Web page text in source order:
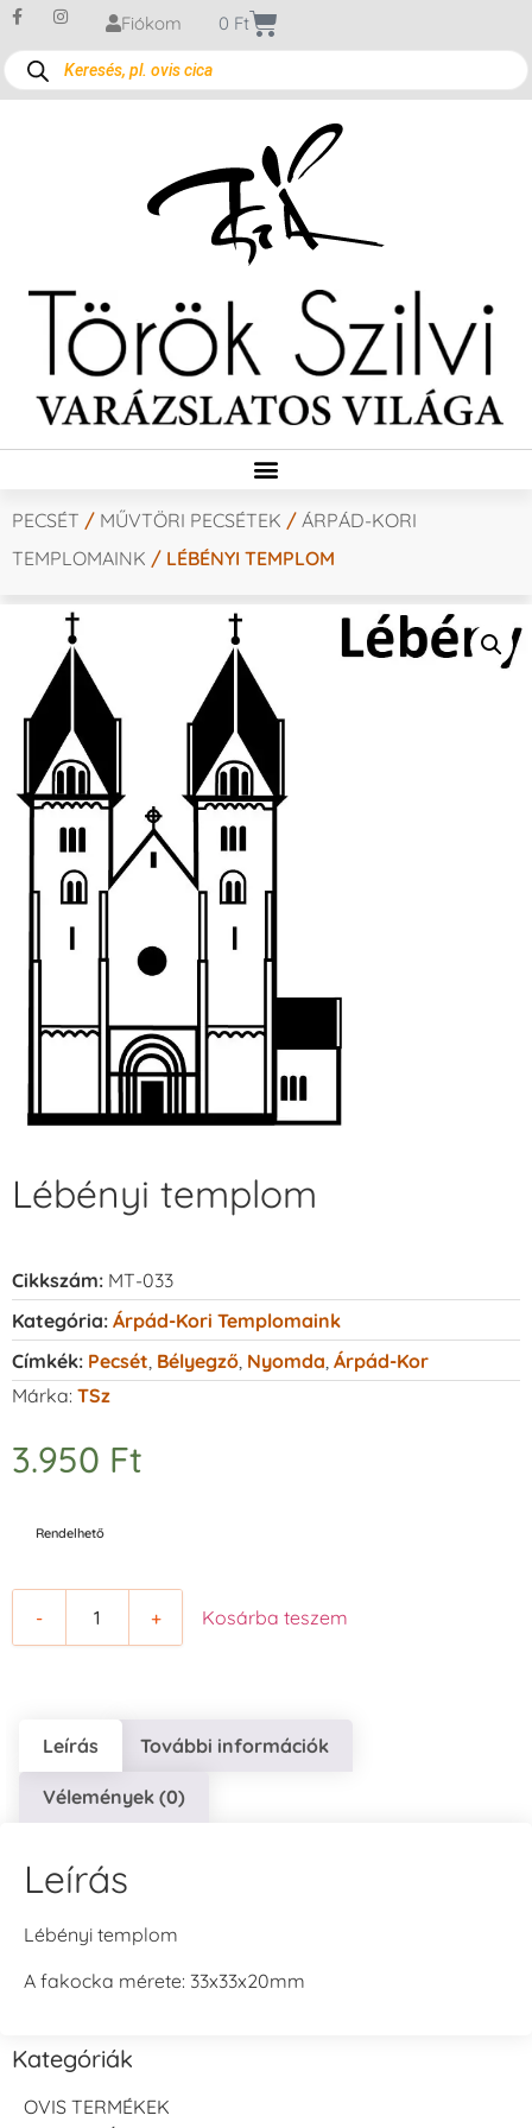
Fiókom 0 Ft
PECSÉT / MŰVTÖRI PECSÉTEK / ÁRPÁD-KORI
TEMPLOMAINK / LÉBÉNYI TEMPLOM
Lébényi templom
Cikkszám: MT-033
Kategória: Árpád-Kori Templomaink
Címkék: Pecsét Bélyegző Nyomda Árpád-Kor
Márka: TSz
3.950 Ft
Rendelhető
- + Kosárba teszem
Leírás További információk
Vélemények (0)
Leírás
Lébényi templom
A fakocka mérete: 33x33x20mm
Kategóriák
OVIS TERMÉKEK